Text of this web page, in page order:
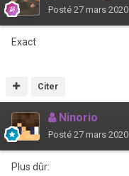
Posté 27 mars 2020
Exact
Citer
Ninorio
Posté 27 mars 2020
Plus dûr: